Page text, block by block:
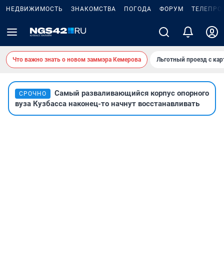
НЕДВИЖИМОСТЬ ЗНАКОМСТВА ПОГОДА ФОРУМ
Что важно знать о новом заммэра Кемерова Льготный проезд с
СРОЧНО
Самый разваливающийся корпус опорного
вуза Кузбасса наконец-то начнут восстанавливать